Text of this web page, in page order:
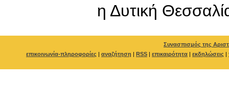
η Δυτική
Συνασπισμός της
επικοινωνία-πληροφορίες | αναζήτηση | RSS | επικαιρότητα | εκδηλώσεις |